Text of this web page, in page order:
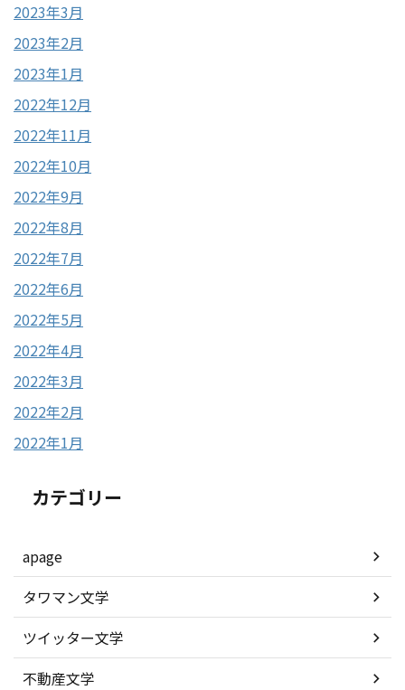
2023年3月
2023年2月
2023年1月
2022年12月
2022年11月
2022年10月
2022年9月
2022年8月
2022年7月
2022年6月
2022年5月
2022年4月
2022年3月
2022年2月
2022年1月
カテゴリー
apage
タワマン文学
ツイッター文学
不動産文学